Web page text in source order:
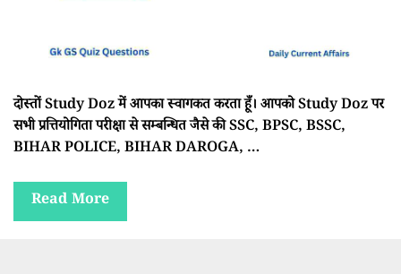
दोस्तों Study Doz में आपका स्वागकत करता हूँ। आपको Study Doz पर
सभी प्रत्तियोगिता परीक्षा से सम्बन्धित जैसे की SSC, BPSC, BSSC,
BIHAR POLICE, BIHAR DAROGA, …
Read More